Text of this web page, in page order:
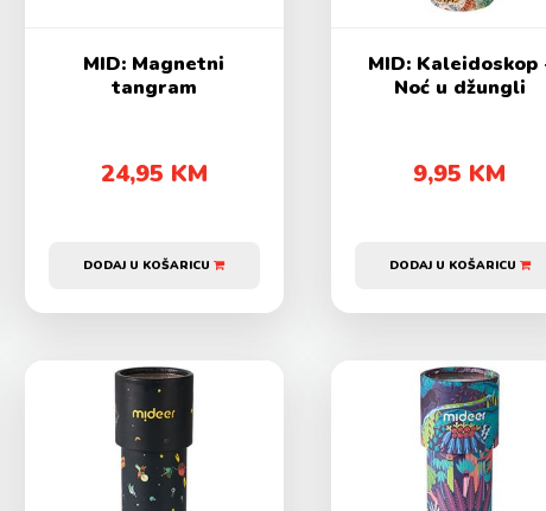
MID: Magnetni
tangram
24,95 KM
DODAJ U KOŠARICU
MID: Kaleidoskop
Noć u džungli
9,95 KM
DODAJ U KOŠARICU